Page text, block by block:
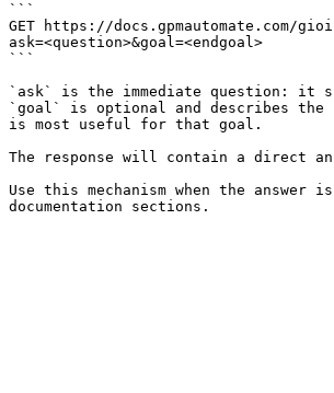
```
GET https://docs.gpmautomate.com/
ask=<question>&goal=<endgoal>
```
`ask` is the immediate question: it
`goal` is optional and describes the
is most useful for that goal.
The response will contain a direct
Use this mechanism when the